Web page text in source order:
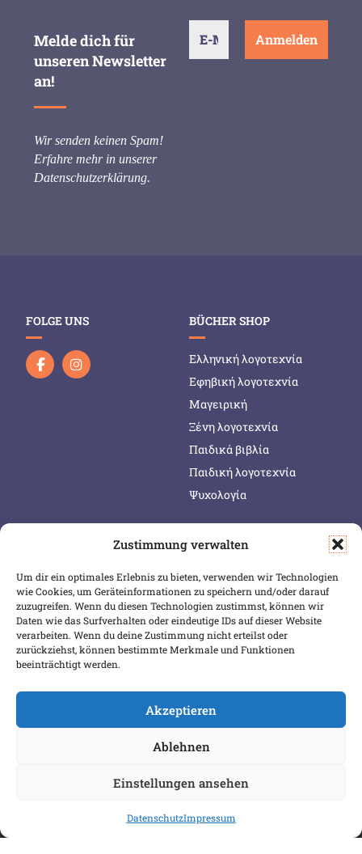
Zustimmung verwalten
Um dir ein optimales Erlebnis zu bieten, verwenden wir Technologien
wie Cookies, um Geräteinformationen zu speichern und/oder darauf
zuzugreifen. Wenn du diesen Technologien zustimmst, können wir
Daten wie das Surfverhalten oder eindeutige IDs auf dieser Website
verarbeiten. Wenn du deine Zustimmung nicht erteilst oder
zurückziehst, können bestimmte Merkmale und Funktionen
beeinträchtigt werden.
Akzeptieren
Ablehnen
Einstellungen ansehen
DatenschutzImpressum
Melde dich für
unseren Newsletter
an!
Wir senden keinen Spam!
Erfahre mehr in unserer
Datenschutzerklärung.
FOLGE UNS BÜCHER SHOP
Ελληνική λογοτεχνία
Εφηβική λογοτεχνία
Μαγειρική
Ξένη λογοτεχνία
Παιδικά βιβλία
Παιδική λογοτεχνία
Ψυχολογία
SERVICE & INFOS
Warenkorb
Wunschliste
Mein Konto
Versand & Lieferung
Zahlungsweisen
SICHER BEZAHLEN